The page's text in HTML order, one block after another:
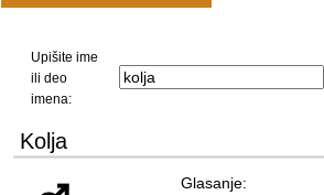
Upišite ime
ili deo
imena:
Kolja
Glasanje: